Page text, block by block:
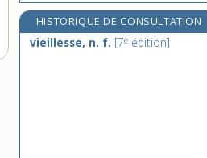
HISTORIQUE DE CONSULTATION
vieillesse, n. f. [7e édition]